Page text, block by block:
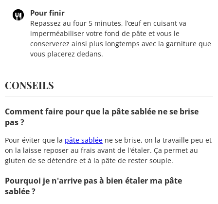
Pour finir
Repassez au four 5 minutes, l’œuf en cuisant va
imperméabiliser votre fond de pâte et vous le
conserverez ainsi plus longtemps avec la garniture que
vous placerez dedans.
CONSEILS
Comment faire pour que la pâte sablée ne se brise
pas ?
Pour éviter que la pâte sablée ne se brise, on la travaille peu et
on la laisse reposer au frais avant de l'étaler. Ça permet au
gluten de se détendre et à la pâte de rester souple.
Pourquoi je n'arrive pas à bien étaler ma pâte
sablée ?